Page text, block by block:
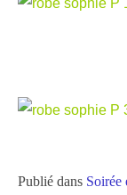
Publié dans Soirée